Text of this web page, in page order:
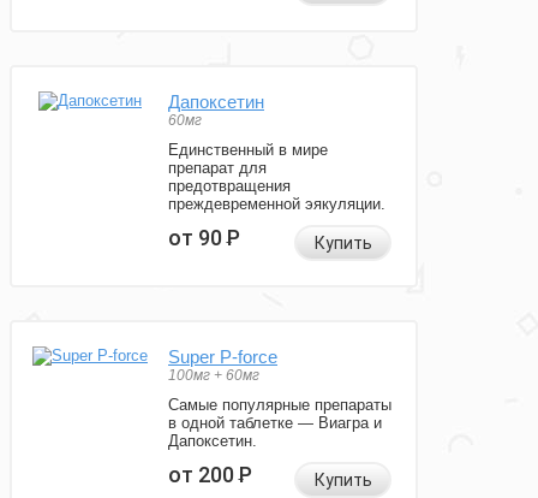
Дапоксетин
60мг
Единственный в мире
препарат для
предотвращения
преждевременной эякуляции.
от 90Р Купить
Super P-force
100мг + 60мг
Самые популярные препараты
в одной таблетке — Виагра и
Дапоксетин.
от 200Р Купить